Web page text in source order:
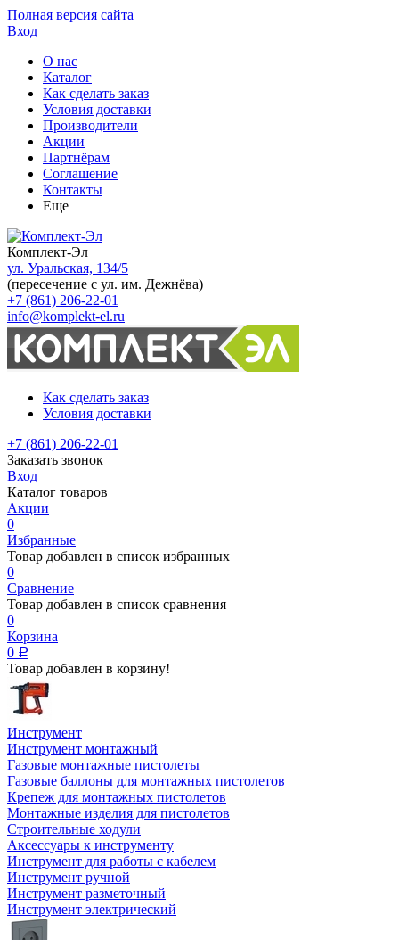
Полная версия сайта
Вход
О нас
Каталог
Как сделать заказ
Условия доставки
Производители
Акции
Партнёрам
Соглашение
Контакты
Еще
Комплект-Эл
ул. Уральская, 134/5
(пересечение с ул. им. Дежнёва)
+7 (861) 206-22-01
info@komplekt-el.ru
Как сделать заказ
Условия доставки
+7 (861) 206-22-01
Заказать звонок
Вход
Каталог товаров
Акции
0
Избранные
Товар добавлен в список избранных
0
Сравнение
Товар добавлен в список сравнения
0
Корзина
0 Р
Товар добавлен в корзину!
Инструмент
Инструмент монтажный
Газовые монтажные пистолеты
Газовые баллоны для монтажных пистолетов
Крепеж для монтажных пистолетов
Монтажные изделия для пистолетов
Строительные ходули
Аксессуары к инструменту
Инструмент для работы с кабелем
Инструмент ручной
Инструмент разметочный
Инструмент электрический